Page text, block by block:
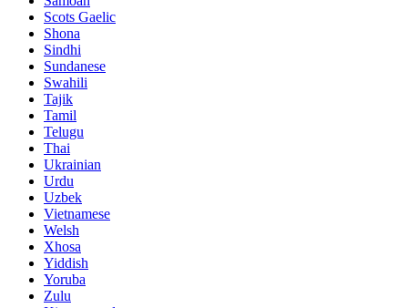
Scots Gaelic
Shona
Sindhi
Sundanese
Swahili
Tajik
Tamil
Telugu
Thai
Ukrainian
Urdu
Uzbek
Vietnamese
Welsh
Xhosa
Yiddish
Yoruba
Zulu